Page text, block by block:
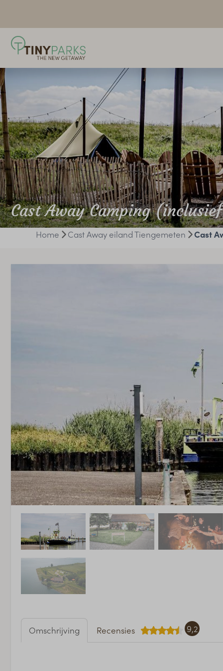
Cast Away Camping
Home Cast Away eiland Tiengemeten Cast
Omschrijving Recensies 9,2